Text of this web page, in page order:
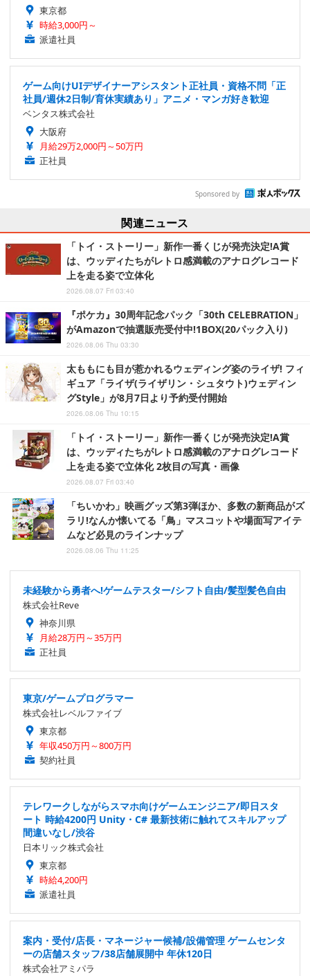
東京都
時給3,000円～
派遣社員
ゲーム向けUIデザイナーアシスタント正社員・資格不問「正
社員/週休2日制/育休実績あり」アニメ・マンガ好き歓迎
ベンタス株式会社
大阪府
月給29万2,000円～50万円
正社員
Sponsored by
関連ニュース
「トイ・ストーリー」新作一番くじが発売決定!A賞
は、ウッディたちがレトロ感満載のアナログレコード
上を走る姿で立体化
2026.08.07 Fri 03:40
『ポケカ』30周年記念パック「30th CELEBRATION」
がAmazonで抽選販売受付中!1BOX(20パック入り)
2026.08.06 Thu 03:30
太ももにも目が惹かれるウェディング姿のライザ! フィ
ギュア「ライザ(ライザリン・シュタウト)ウェディン
グStyle」が8月7日より予約受付開始
2026.08.06 Thu 10:15
「トイ・ストーリー」新作一番くじが発売決定!A賞
は、ウッディたちがレトロ感満載のアナログレコード
上を走る姿で立体化 2枚目の写真・画像
2026.08.07 Fri 03:40
「ちいかわ」映画グッズ第3弾ほか、多数の新商品がズ
ラリ!なんか懐いてる「鳥」マスコットや場面写アイテ
ムなど必見のラインナップ
2026.08.06 Thu 11:25
未経験から勇者へ!ゲームテスター/シフト自由/髪型髪色自由
株式会社Reve
神奈川県
月給28万円～35万円
正社員
東京/ゲームプログラマー
株式会社レベルファイブ
東京都
年収450万円～800万円
契約社員
テレワークしながらスマホ向けゲームエンジニア/即日スタ
ート 時給4200円 Unity・C# 最新技術に触れてスキルアップ
間違いなし/渋谷
日本リック株式会社
東京都
時給4,200円
派遣社員
案内・受付/店長・マネージャー候補/設備管理 ゲームセンタ
ーの店舗スタッフ/38店舗展開中 年休120日
株式会社アミパラ